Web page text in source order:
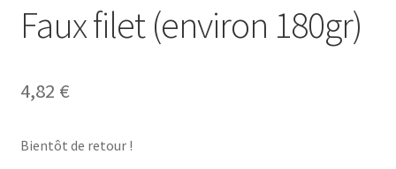
Faux filet (environ 180gr)
4,82 €
Bientôt de retour !